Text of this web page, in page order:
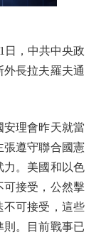
，中共中央政
長拉夫羅夫通
理會昨天就當
遵守聯合國憲
力。美國和以色
接受，公然擊
不可接受，這些
。目前戰事已